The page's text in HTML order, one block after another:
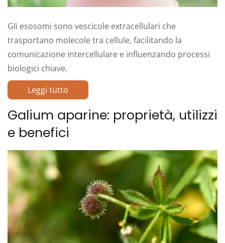
Gli esosomi sono vescicole extracellulari che
trasportano molecole tra cellule, facilitando la
comunicazione intercellulare e influenzando processi
biologici chiave.
Leggi tutto
Galium aparine: proprietà, utilizzi
e benefici